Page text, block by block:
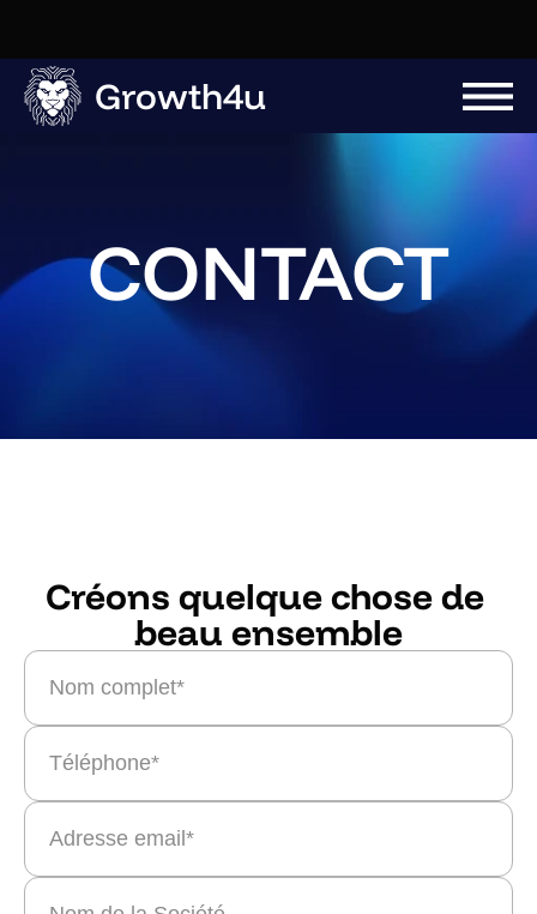
CONTACT
Créons quelque chose de
beau ensemble
Growth4u